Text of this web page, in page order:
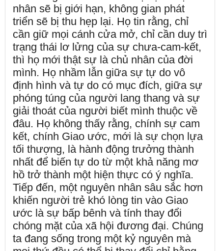
nhân sẽ bị giới hạn, không gian phát
triển sẽ bị thu hẹp lại. Họ tin rằng, chỉ
cần giữ mọi cánh cửa mở, chỉ cần duy trì
trạng thái lơ lửng của sự chưa-cam-kết,
thì họ mới thật sự là chủ nhân của đời
mình. Họ nhầm lẫn giữa sự tự do vô
định hình và tự do có mục đích, giữa sự
phóng túng của người lang thang và sự
giải thoát của người biết mình thuộc về
đâu. Họ không thấy rằng, chính sự cam
kết, chính Giao ước, mới là sự chọn lựa
tối thượng, là hành động trưởng thành
nhất để biến tự do từ một khả năng mơ
hồ trở thành một hiện thực có ý nghĩa.
Tiếp đến, một nguyên nhân sâu sắc hơn
khiến người trẻ khó lòng tin vào Giao
ước là sự bấp bênh và tính thay đổi
chóng mặt của xã hội đương đại. Chúng
ta đang sống trong một kỷ nguyên mà